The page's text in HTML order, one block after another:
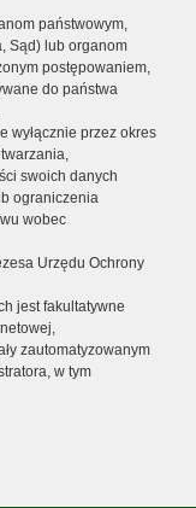
państwowym,
Sąd) lub organom
postępowaniem,
do państwa
wyłącznie przez okres
swoich danych
ograniczenia
wobec
Urzędu Ochrony
jest fakultatywne
zautomatyzowanym
w tym